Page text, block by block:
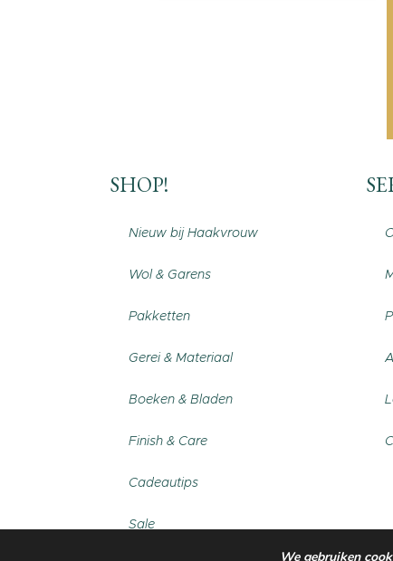
SHOP!
Nieuw bij Haakvrouw
Wol & Garens
Pakketten
Gerei & Materiaal
Boeken & Bladen
Finish & Care
Cadeautips
Sale
We gebruiken